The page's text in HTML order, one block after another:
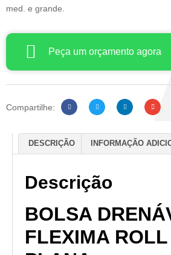
med. e grande.
Peça um orçamento agora
Compartilhe:
DESCRIÇÃO INFORMAÇÃO
Descrição
BOLSA
FLEXIMA ROLL